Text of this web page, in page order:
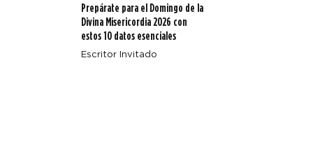
Prepárate para el Domingo de la
Divina Misericordia 2026 con
estos 10 datos esenciales
Escritor Invitado